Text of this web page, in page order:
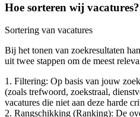
Hoe sorteren wij vacatures?
Sortering van vacatures
Bij het tonen van zoekresultaten
uit twee stappen om de meest
1. Filtering: Op basis van jouw
(zoals trefwoord, zoekstraal,
vacatures die niet aan deze harde
2. Rangschikking (Ranking): De